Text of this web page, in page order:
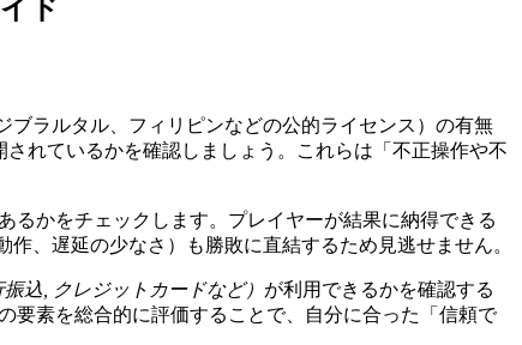
ド
ラルタル、フィリピンなどの公的ライセンス）の有無
れているかを確認しましょう。これらは「不正操作や不
るかをチェックします。プレイヤーが結果に納得できる
、遅延の少なさ）も勝敗に直結するため見逃せません。
込, クレジットカードなど） が利用できるかを確認する
要素を総合的に評価することで、自分に合った「信頼で